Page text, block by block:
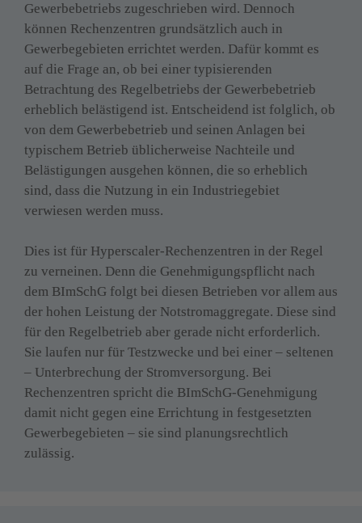
Gewerbebetriebs zugeschrieben wird. Dennoch
können Rechenzentren grundsätzlich auch in
Gewerbegebieten errichtet werden. Dafür kommt es
auf die Frage an, ob bei einer typisierenden
Betrachtung des Regelbetriebs der Gewerbebetrieb
erheblich belästigend ist. Entscheidend ist folglich, ob
von dem Gewerbebetrieb und seinen Anlagen bei
typischem Betrieb üblicherweise Nachteile und
Belästigungen ausgehen können, die so erheblich
sind, dass die Nutzung in ein Industriegebiet
verwiesen werden muss.
Dies ist für Hyperscaler-Rechenzentren in der Regel
zu verneinen. Denn die Genehmigungspflicht nach
dem BImSchG folgt bei diesen Betrieben vor allem aus
der hohen Leistung der Notstromaggregate. Diese sind
für den Regelbetrieb aber gerade nicht erforderlich.
Sie laufen nur für Testzwecke und bei einer – seltenen
– Unterbrechung der Stromversorgung. Bei
Rechenzentren spricht die BImSchG-Genehmigung
damit nicht gegen eine Errichtung in festgesetzten
Gewerbegebieten – sie sind planungsrechtlich
zulässig.